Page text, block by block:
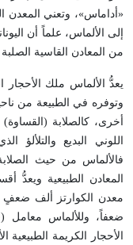
«أداماس»، وتعني المعدن
إلى الألماس، علماً أن
من المعادن القاسية
يعدُّ الألماس ملك الأحجار
وتوفره في الطبيعة من
أخرى، كالصلابة (القساوة)
اللوني البديع والتلألؤ
فالألماس من حيث
المعادن الطبيعية ويعدُّ
معدن الكوارتز ألف ضعفٍ
ضعفاً، وللألماس معامل